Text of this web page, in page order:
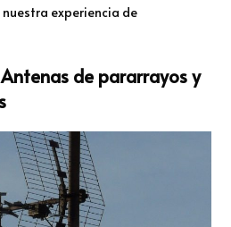
experiencia de
de pararrayos y